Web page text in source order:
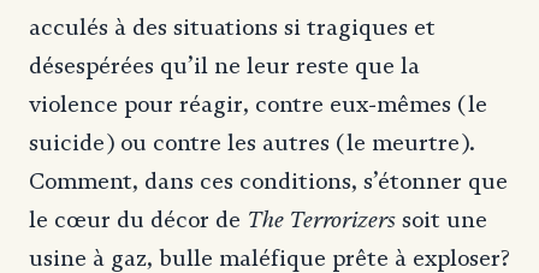
acculés à des situations si tragiques et
désespérées qu’il ne leur reste que la
violence pour réagir, contre eux-mêmes (le
suicide) ou contre les autres (le meurtre).
Comment, dans ces conditions, s’étonner que
le cœur du décor de The Terrorizers soit une
usine à gaz, bulle maléfique prête à exploser?